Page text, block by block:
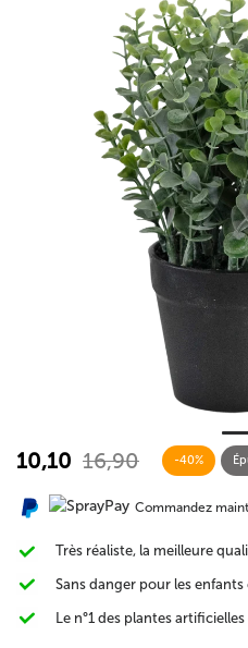
10,10 16,90 -40%
Commandez
Très réaliste, la meilleure
Sans danger pour les enfants
Le n°1 des plantes